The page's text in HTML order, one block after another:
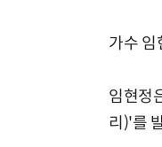
가수 임
임현정
리)'를